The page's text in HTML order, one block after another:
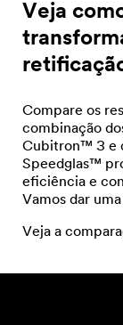
Veja
Compare os
combinação
Cubitron™ 3 e
Speedglas™
eficiência e
Vamos dar
Veja a